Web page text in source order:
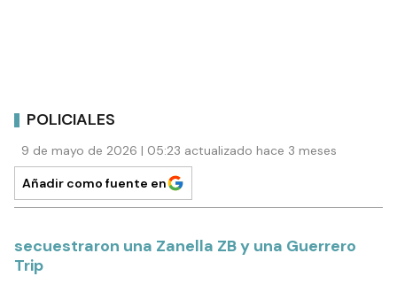
POLICIALES
9 de mayo de 2026 | 05:23 actualizado hace 3 meses
Añadir como fuente en
secuestraron una Zanella ZB y una Guerrero
Trip